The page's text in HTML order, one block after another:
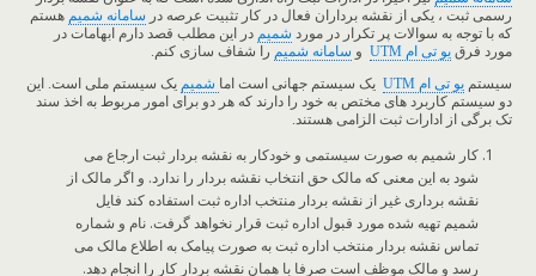
رسمی ثبت ، یکی از نقشه برداران فعال در کار تثبیت عرصه در سامانه شمیم هستم
که با توجه به سوالات پر تکرار در مورد شمیم در این مطلب قصد دارم ابهامات در
مورد فرق یو تی ام UTM و سامانه شمیم را شفاف سازی کنم.
سیستم یو تی ام UTM یک سیستم جهانی است اما شمیم یک سیستم ملی است. این
دو سیستم کاربرد های مختص به خود را دارند که هر دو برای امور مربوط به اخذ سند
تک برگی از ادارات ثبت الزامی هستند.
کار شمیم به صورت سیستمی و خودکار به نقشه بردار ثبت ارجاع می
شود به این معنی که مالک حق انتخاب نقشه بردار را ندارد. و اگر مالک از
نقشه برداری غیر از نقشه بردار منتخب اداره ثبت استفاده کند فایل
شمیم تهیه شده مورد قبول اداره ثبت قرار نخواهد گرفت. نام و شماره
تماس نقشه بردار منتخب اداره ثبت به صورت پیامک به اطلاع مالک می
رسد و مالک موظف است صرفا با همان نقشه بردار کار را انجام دهد.